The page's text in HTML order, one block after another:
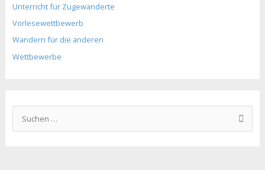
Unterricht für Zugewanderte
Vorlesewettbewerb
Wandern für die anderen
Wettbewerbe
u